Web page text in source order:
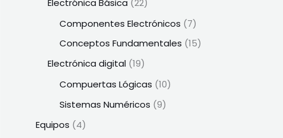
Componentes Electrónicos (7)
Conceptos Fundamentales (15)
Electrónica digital(19)
Compuertas Lógicas (10)
Sistemas Numéricos (9)
Equipos (4)